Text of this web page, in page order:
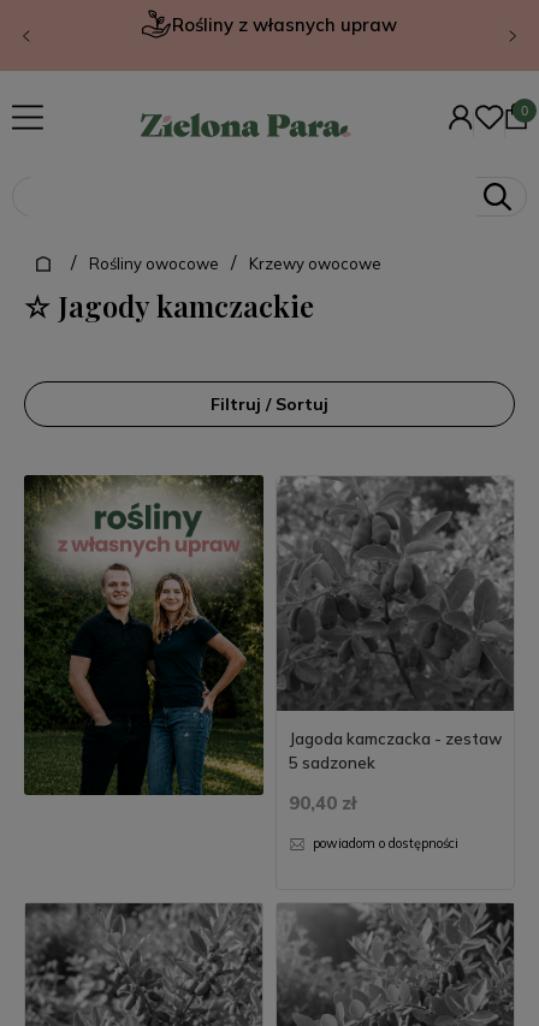
Rośliny z własnych upraw
/ Rośliny owocowe / Krzewy owocowe
☆ Jagody kamczackie
Filtruj / Sortuj
Jagoda kamczacka - zestaw
5 sadzonek
90,40 zł
powiadom o dostępności